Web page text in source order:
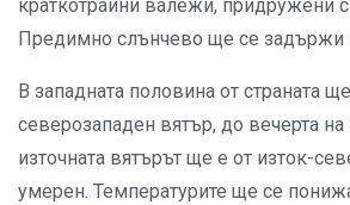
краткотрайни валежи, придружени
Предимно слънчево ще се задържи
В западната половина от страната
северозападен вятър, до вечерта
източната вятърът ще е от изток-
умерен. Температурите ще се